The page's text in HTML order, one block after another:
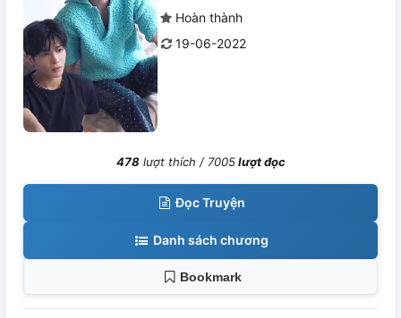
Hoàn thành
19-06-2022
478lượt thích / 7005lượt đọc
Đọc Truyện
Danh sách chương
Bookmark